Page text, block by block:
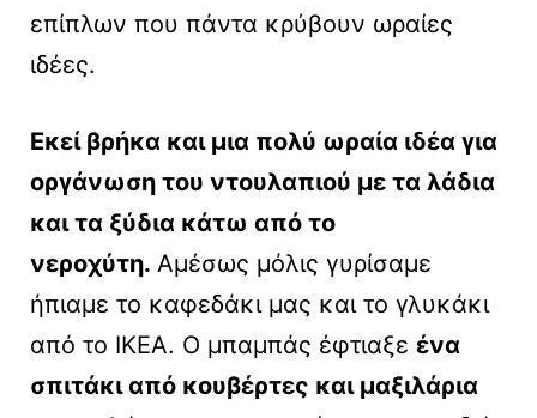
επίπλων που πάντα κρύβουν ωραίες
ιδέες.
Εκεί βρήκα και μια πολύ ωραία ιδέα για
οργάνωση του ντουλαπιού με τα λάδια
και τα ξύδια κάτω από το
νεροχύτη. Αμέσως μόλις γυρίσαμε
ήπιαμε το καφεδάκι μας και το γλυκάκι
από το ΙΚΕΑ. Ο μπαμπάς έφτιαξε ένα
σπιτάκι από κουβέρτες και μαξιλάρια